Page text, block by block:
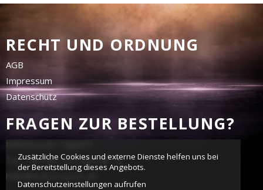
RECHT UND ORDNUNG
AGB
Impressum
Datenschutz
FRAGEN ZUR BESTELLUNG?
tickettoaster Support
Tel.: +49 561 350 296 28 - 0
hallo@tickettoaster.de
Zusätzliche Cookies und externe Dienste helfen uns bei
der Bereitstellung dieses Angebots.
Datenschutzeinstellungen aufrufen